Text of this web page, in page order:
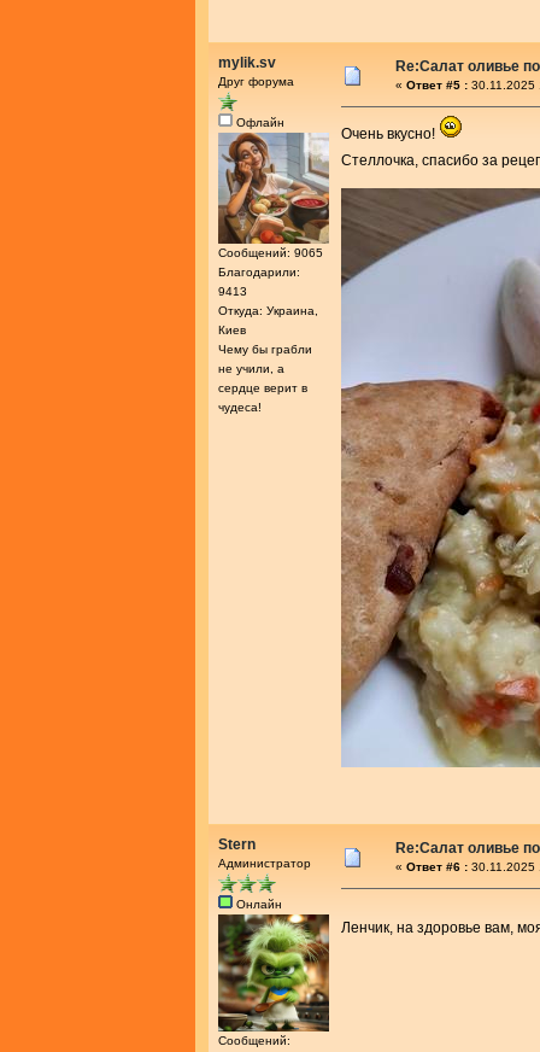
mylik.sv
Друг форума
Офлайн
Сообщений: 9065
Благодарили:
9413
Откуда: Украина,
Киев
Чему бы грабли
не учили, а
сердце верит в
чудеса!
Re:Салат оливье
« Ответ #5 : 30.11.2025
Очень вкусно!
Стеллочка, спасибо за
Stern
Администратор
Онлайн
Сообщений:
Re:Салат оливье
« Ответ #6 : 30.11.2025
Ленчик, на здоровье вам,